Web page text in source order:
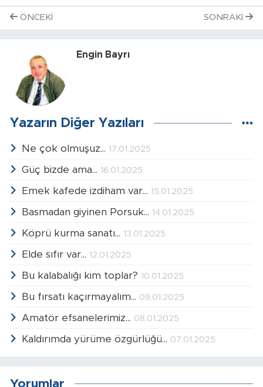
ÖNCEKI SONRAKI
Engin Bayrı
Yazarın Diğer Yazıları
Ne çok olmuşuz... 17.01.2025
Güç bizde ama... 16.01.2025
Emek kafede izdiham var... 15.01.2025
Basmadan giyinen Porsuk... 14.01.2025
Köprü kurma sanatı... 13.01.2025
Elde sıfır var... 12.01.2025
Bu kalabalığı kim toplar? 10.01.2025
Bu fırsatı kaçırmayalım... 09.01.2025
Amatör efsanelerimiz... 08.01.2025
Kaldırımda yürüme özgürlüğü... 07.01.2025
Yorumlar